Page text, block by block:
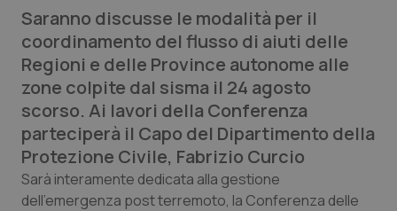
Studi e Analisi
Lettere al direttore
Edizioni Regionali
QS Pro
Professionisti Sanitari.AI
Saranno discusse le modalità per il
coordinamento del flusso di aiuti delle
Regioni e delle Province autonome alle
zone colpite dal sisma il 24 agosto
scorso. Ai lavori della Conferenza
parteciperà il Capo del Dipartimento della
Protezione Civile, Fabrizio Curcio
Sarà interamente dedicata alla gestione
dell’emergenza post terremoto, la Conferenza delle